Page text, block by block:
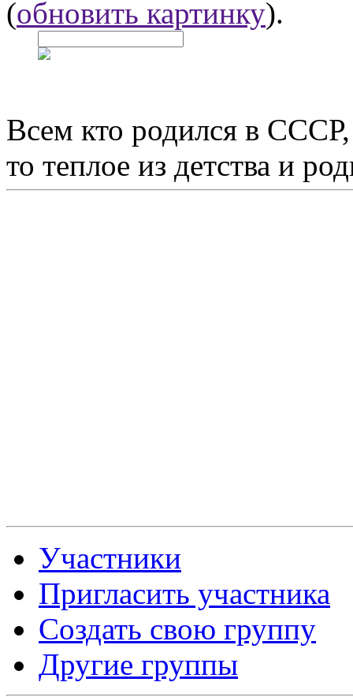
(обновить картинку).
Всем кто родился в
то теплое из детства и
Участники
Пригласить участника
Создать свою группу
Другие группы